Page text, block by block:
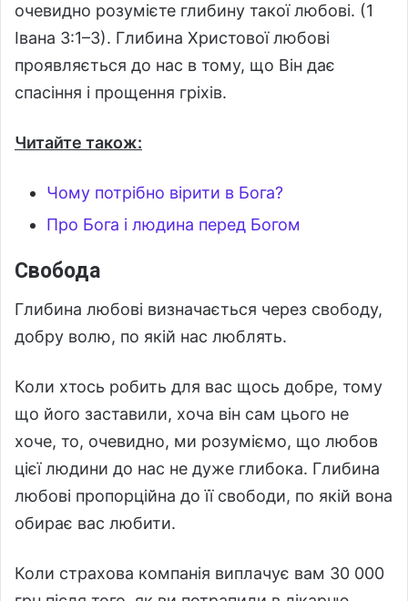
очевидно розумієте глибину такої любові. (1
Івана 3:1–3). Глибина Христової любові
проявляється до нас в тому, що Він дає
спасіння і прощення гріхів.
Читайте також:
Чому потрібно вірити в Бога?
Про Бога і людина перед Богом
Свобода
Глибина любові визначається через свободу,
добру волю, по якій нас люблять.
Коли хтось робить для вас щось добре, тому
що його заставили, хоча він сам цього не
хоче, то, очевидно, ми розуміємо, що любов
цієї людини до нас не дуже глибока. Глибина
любові пропорційна до її свободи, по якій вона
обирає вас любити.
Коли страхова компанія виплачує вам 30 000